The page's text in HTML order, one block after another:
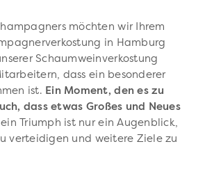
möchten wir Ihrem
in Hamburg
Schaumweinverkostung
dass ein besonderer
ist. Ein Moment, den es zu
dass etwas Großes und Neues
Triumph ist nur ein Augenblick,
verteidigen und weitere Ziele zu